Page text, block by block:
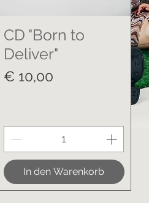
CD "Born to
Deliver"
Preis
€ 10,00
In den Warenkorb